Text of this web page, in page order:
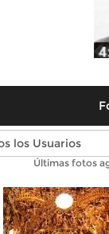
Fotos
Últimas fotos